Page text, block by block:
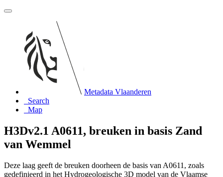
Metadata Vlaanderen
Search
Map
H3Dv2.1 A0611, breuken in basis Zand
van Wemmel
Deze laag geeft de breuken doorheen de basis van A0611, zoals
gedefinieerd in het Hydrogeologische 3D model van de Vlaamse